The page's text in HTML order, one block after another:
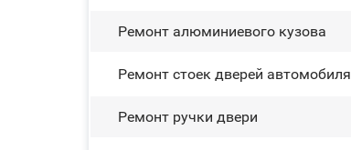
Ремонт алюминиевого кузова
Ремонт стоек дверей автомобиля
Ремонт ручки двери